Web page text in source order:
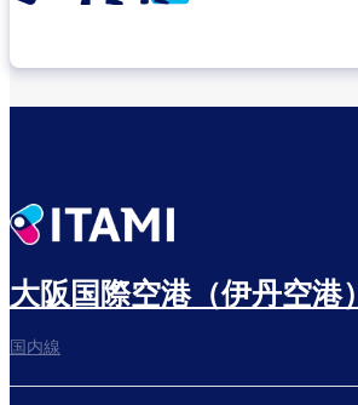
搭乗ゲートへ
大阪国際空港（伊丹空港）
国内線